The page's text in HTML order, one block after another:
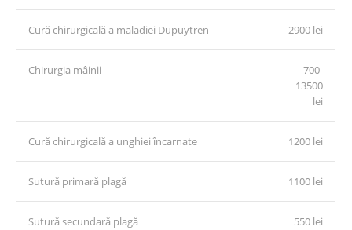
Cură chirurgicală a maladiei Dupuytren 2900 lei
Chirurgia mâinii
700-
13500
lei
Cură chirurgicală a unghiei încarnate 1200 lei
Sutură primară plagă 1100 lei
Sutură secundară plagă 550 lei